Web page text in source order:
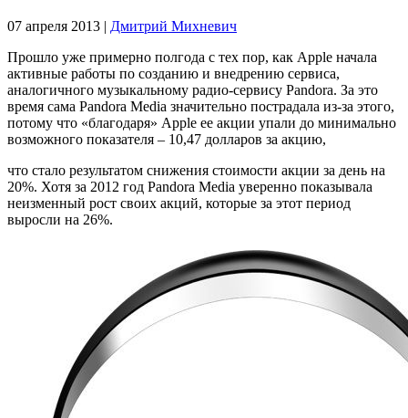
07 апреля 2013 | Дмитрий Михневич
Прошло уже примерно полгода с тех пор, как Apple начала
активные работы по созданию и внедрению сервиса,
аналогичного музыкальному радио-сервису Pandora. За это
время сама Pandora Media значительно пострадала из-за этого,
потому что «благодаря» Apple ее акции упали до минимально
возможного показателя – 10,47 долларов за акцию,
что стало результатом снижения стоимости акции за день на
20%. Хотя за 2012 год Pandora Media уверенно показывала
неизменный рост своих акций, которые за этот период
выросли на 26%.